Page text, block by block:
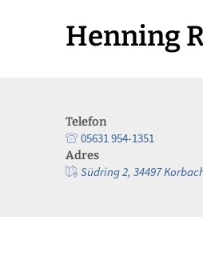
Henning
Telefon
05631 954-1351
Adres
Südring 2, 34497